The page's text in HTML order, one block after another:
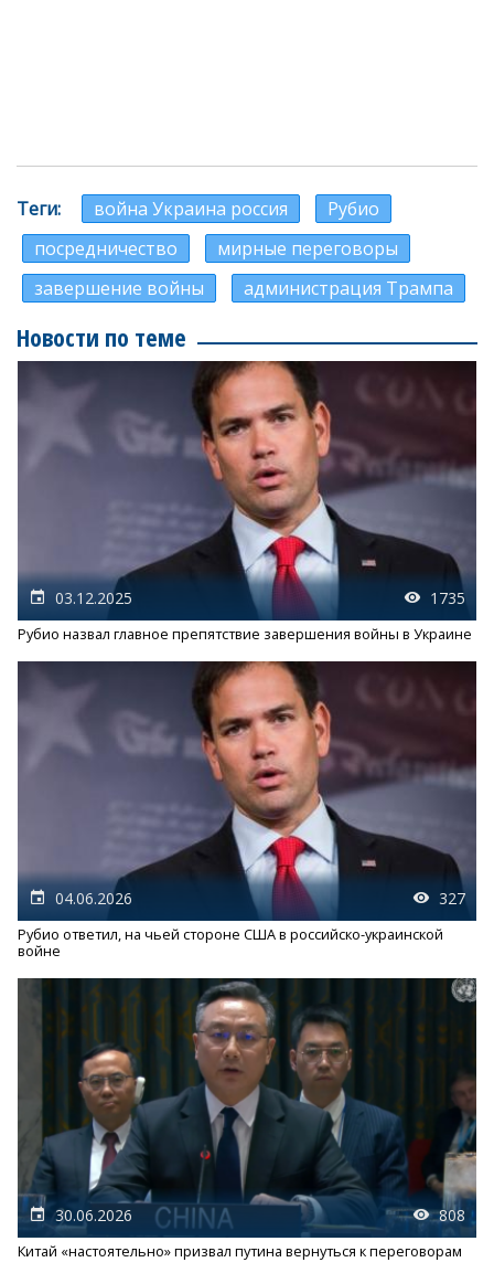
Теги война Украина россия
Рубио
посредничество
мирные переговоры
завершение войны
администрация Трампа
Новости по теме
03.12.2025 1735
Рубио назвал главное препятствие завершения войны в Украине
04.06.2026 327
Рубио ответил, на чьей стороне США в российско-украинской
войне
30.06.2026 808
Китай «настоятельно» призвал путина вернуться к переговорам